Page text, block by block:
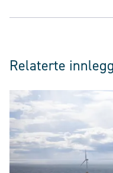
Relaterte innlegg